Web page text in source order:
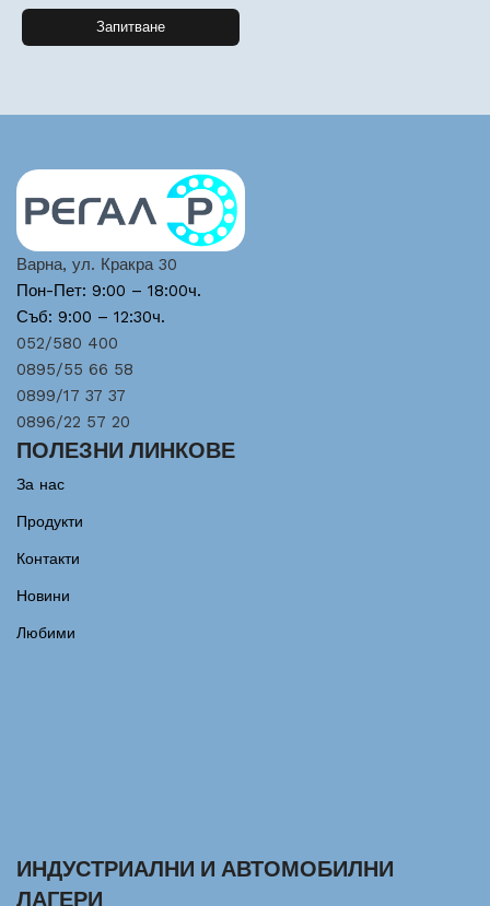
Запитване
Варна, ул. Кракра 30
Пон-Пет: 9:00 – 18:00ч.
Съб: 9:00 – 12:30ч.
052/580 400
0895/55 66 58
0899/17 37 37
0896/22 57 20
ПОЛЕЗНИ ЛИНКОВЕ
За нас
Продукти
Контакти
Новини
Любими
ИНДУСТРИАЛНИ И АВТОМОБИЛНИ
ЛАГЕРИ